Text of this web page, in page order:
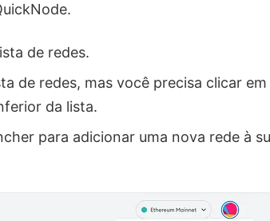
de redes.
de redes, mas você precisa clicar em
da lista.
para adicionar uma nova rede à